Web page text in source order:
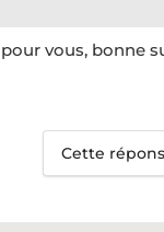
vous, bonne
Cette